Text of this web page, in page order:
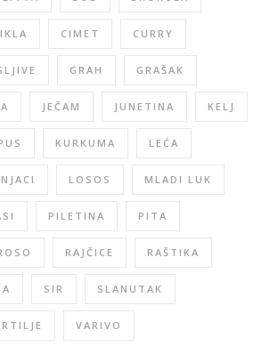
CIMET CURRY
GRAH GRAŠAK
JEČAM JUNETINA KELJ
KURKUMA LEĆA
LOSOS MLADI LUK
PILETINA PITA
RAJČICE RAŠTIKA
SIR SLANUTAK
VARIVO